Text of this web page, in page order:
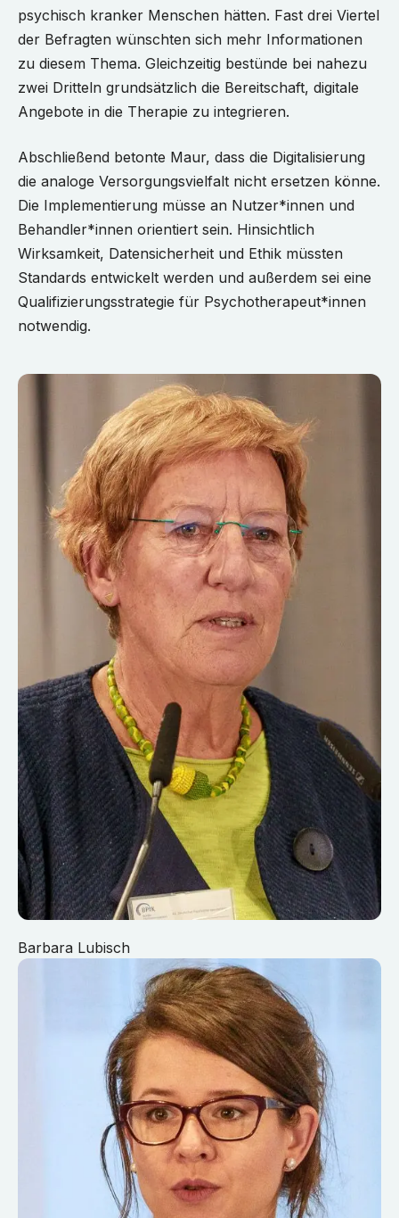
psychisch kranker Menschen hätten. Fast drei Viertel
der Befragten wünschten sich mehr Informationen
zu diesem Thema. Gleichzeitig bestünde bei nahezu
zwei Dritteln grundsätzlich die Bereitschaft, digitale
Angebote in die Therapie zu integrieren.
Abschließend betonte Maur, dass die Digitalisierung
die analoge Versorgungsvielfalt nicht ersetzen könne.
Die Implementierung müsse an Nutzer*innen und
Behandler*innen orientiert sein. Hinsichtlich
Wirksamkeit, Datensicherheit und Ethik müssten
Standards entwickelt werden und außerdem sei eine
Qualifizierungsstrategie für Psychotherapeut*innen
notwendig.
Barbara Lubisch